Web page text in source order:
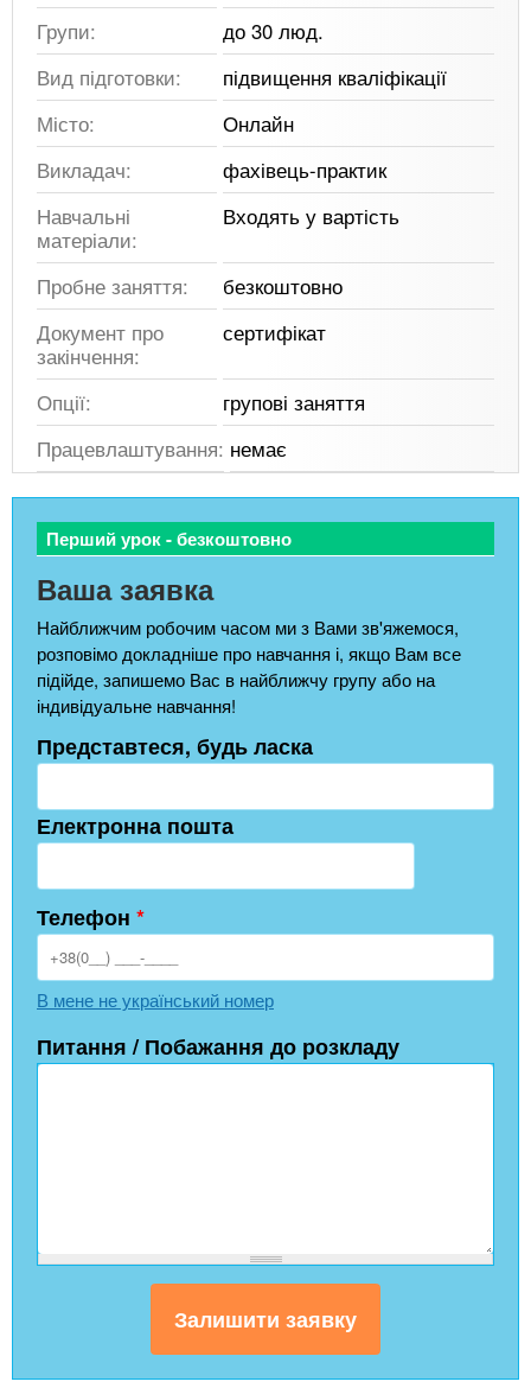
Групи:
до 30 люд.
Вид підготовки:
підвищення кваліфікації
Місто:
Онлайн
Викладач:
фахівець-практик
Навчальні
матеріали:
Входять у вартість
Пробне заняття:
безкоштовно
Документ про
закінчення:
сертифікат
Опції:
групові заняття
Працевлаштування: немає
Перший урок - безкоштовно
Ваша заявка
Найближчим робочим часом ми з Вами зв'яжемося,
розповімо докладніше про навчання і, якщо Вам все
підійде, запишемо Вас в найближчу групу або на
індивідуальне навчання!
Представтеся, будь ласка
Електронна пошта
Телефон *
В мене не український номер
Питання / Побажання до розкладу